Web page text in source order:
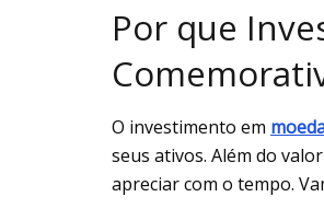
Por que
O investimento em
seus ativos. Além do
apreciar com o tempo.